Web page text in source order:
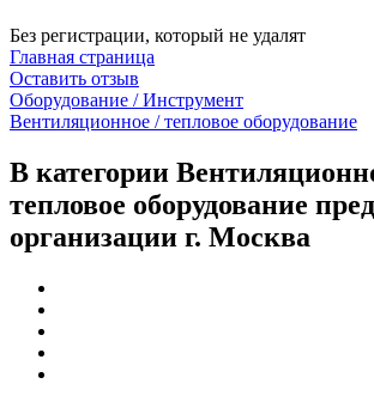
Без регистрации, который не удалят
Главная страница
Оставить отзыв
Оборудование / Инструмент
Вентиляционное / тепловое оборудование
В категории
тепловое оборудование
организации г. Москва